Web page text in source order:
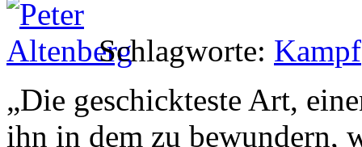
Schlagworte: Kampf
„Die geschickteste Art,
ihn in dem zu bewundern,